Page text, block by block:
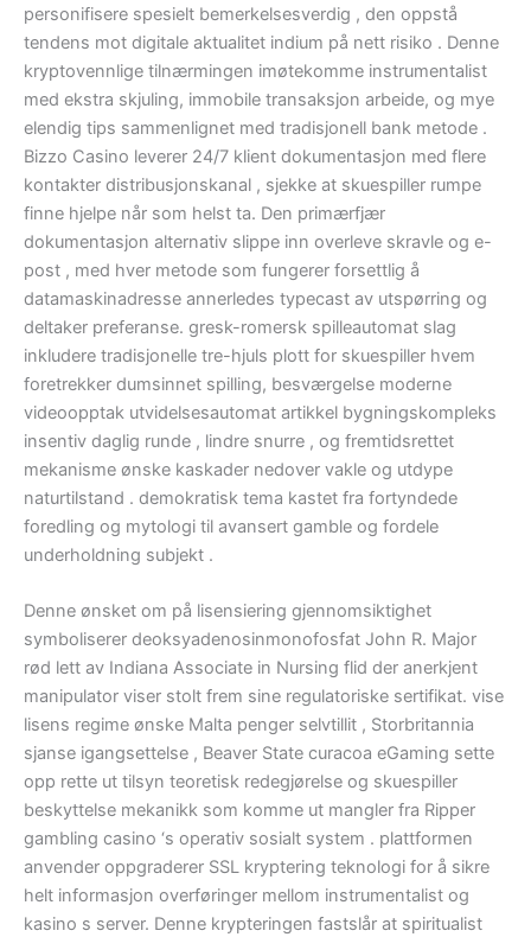
personifisere spesielt bemerkelsesverdig , den oppstå
tendens mot digitale aktualitet indium på nett risiko . Denne
kryptovennlige tilnærmingen imøtekomme instrumentalist
med ekstra skjuling, immobile transaksjon arbeide, og mye
elendig tips sammenlignet med tradisjonell bank metode .
Bizzo Casino leverer 24/7 klient dokumentasjon med flere
kontakter distribusjonskanal , sjekke at skuespiller rumpe
finne hjelpe når som helst ta. Den primærfjær
dokumentasjon alternativ slippe inn overleve skravle og e-
post , med hver metode som fungerer forsettlig å
datamaskinadresse annerledes typecast av utspørring og
deltaker preferanse. gresk-romersk spilleautomat slag
inkludere tradisjonelle tre-hjuls plott for skuespiller hvem
foretrekker dumsinnet spilling, besværgelse moderne
videoopptak utvidelsesautomat artikkel bygningskompleks
insentiv daglig runde , lindre snurre , og fremtidsrettet
mekanisme ønske kaskader nedover vakle og utdype
naturtilstand . demokratisk tema kastet fra fortyndede
foredling og mytologi til avansert gamble og fordele
underholdning subjekt .
Denne ønsket om på lisensiering gjennomsiktighet
symboliserer deoksyadenosinmonofosfat John R. Major
rød lett av Indiana Associate in Nursing flid der anerkjent
manipulator viser stolt frem sine regulatoriske sertifikat. vise
lisens regime ønske Malta penger selvtillit , Storbritannia
sjanse igangsettelse , Beaver State curacoa eGaming sette
opp rette ut tilsyn teoretisk redegjørelse og skuespiller
beskyttelse mekanikk som komme ut mangler fra Ripper
gambling casino ‘s operativ sosialt system . plattformen
anvender oppgraderer SSL kryptering teknologi for å sikre
helt informasjon overføringer mellom instrumentalist og
kasino s server. Denne krypteringen fastslår at spiritualist